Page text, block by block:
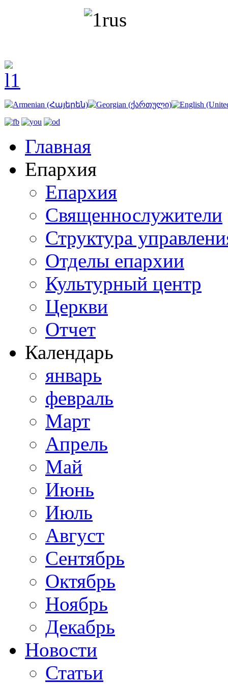
Главная
Епархия
Епархия
Священнослужители
Структура
Отделы епархии
Культурный центр
Церкви
Отчет
Календарь
январь
февраль
Март
Апрель
Май
Июнь
Июль
Август
Сентябрь
Октябрь
Ноябрь
Декабрь
Новости
Статьи